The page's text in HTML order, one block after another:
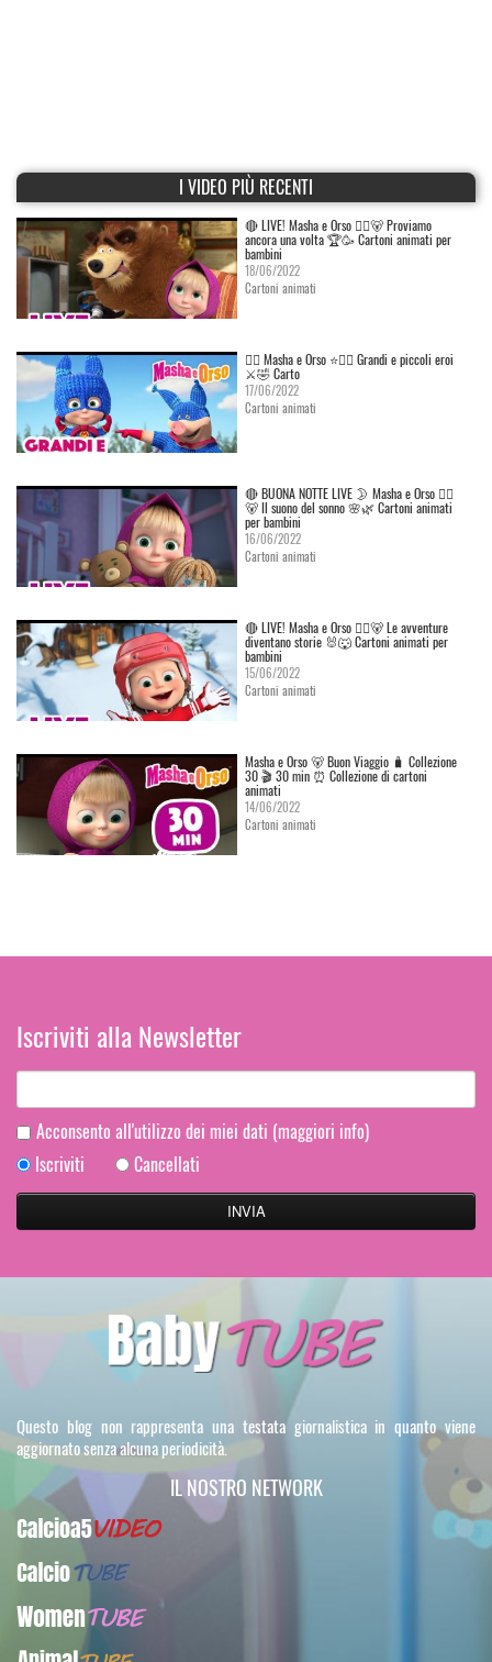
I VIDEO PIÙ RECENTI
🔴 LIVE! Masha e Orso 👱‍♀️🐻 Proviamo
ancora una volta 🏆🥳 Cartoni animati per
bambini
18/06/2022
Cartoni animati
👱‍♀️ Masha e Orso ⭐🦸‍♀️ Grandi e piccoli eroi
⚔️🤣 Carto
17/06/2022
Cartoni animati
🔴 BUONA NOTTE LIVE 🌛 Masha e Orso 👱‍♀️
🐻 Il suono del sonno 🌸🌿 Cartoni animati
per bambini
16/06/2022
Cartoni animati
🔴 LIVE! Masha e Orso 👱‍♀️🐻 Le avventure
diventano storie 🐰🐺 Cartoni animati per
bambini
15/06/2022
Cartoni animati
Masha e Orso 🐻 Buon Viaggio 🧳 Сollezione
30 🎬 30 min ⏰ Collezione di cartoni
animati
14/06/2022
Cartoni animati
Iscriviti alla Newsletter
Acconsento all'utilizzo dei miei dati (maggiori info)
Iscriviti
Cancellati
Questo blog non rappresenta una testata giornalistica in quanto viene
aggiornato senza alcuna periodicità.
IL NOSTRO NETWORK
Calcioa5Video